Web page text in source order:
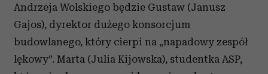
Andrzeja Wolskiego będzie Gustaw (Janusz
Gajos), dyrektor dużego konsorcjum
budowlanego, który cierpi na „napadowy zespół
lękowy”. Marta (Julia Kijowska), studentka ASP,